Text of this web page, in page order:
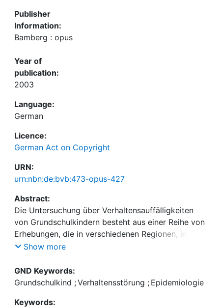
Publisher
Information:
Bamberg : opus
Year of
publication:
2003
Language:
German
Licence:
German Act on Copyright
URN:
urn:nbn:de:bvb:473-opus-427
Abstract:
Die Untersuchung über Verhaltensauffälligkeiten
von Grundschulkindern besteht aus einer Reihe von
Erhebungen, die in verschiedenen Regionen, in
Bamberg, in Stuttgart, in drei Regionen des Landes
durchgeführt worden sind, und hier in Beziehung
zueinander gebracht werden. 1308 Lehrerinnen und
Schüler hinsichtlich 21 Verhaltensauffälligkeiten ein.
Show more
GND Keywords:
Grundschulkind ;Verhaltensstörung ; Epidemiologie
Keywords: